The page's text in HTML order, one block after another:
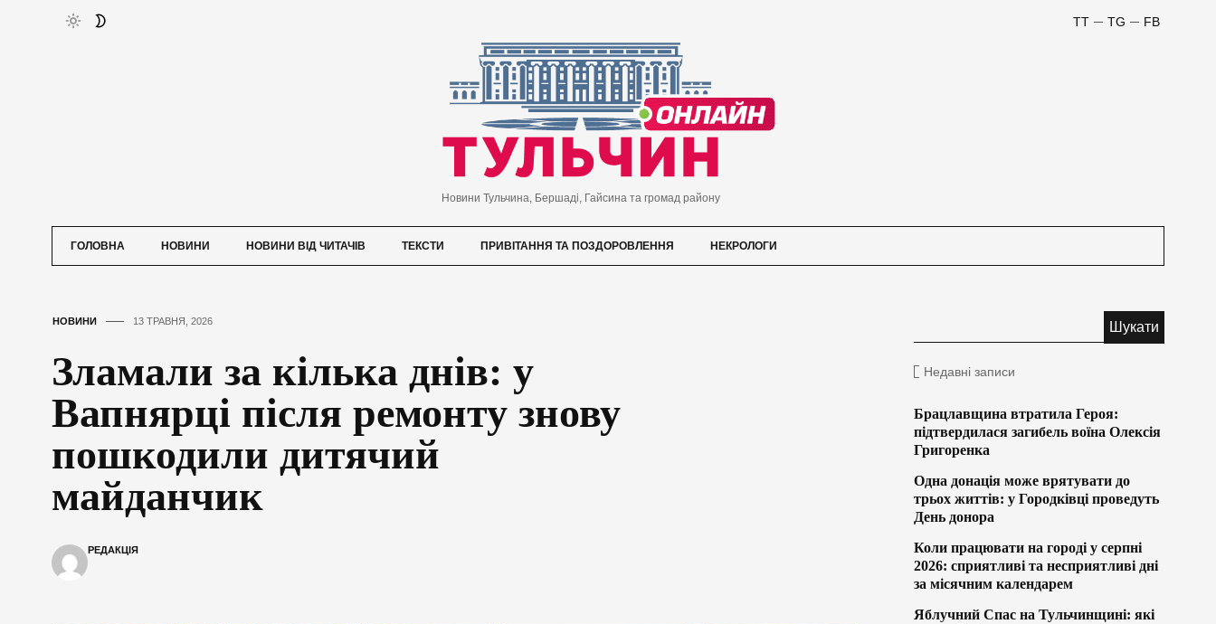
FB
TG
TT
Новини Тульчина, Бершаді, Гайсина та громад району
ГОЛОВНА НОВИНИ НОВИНИ ВІД ЧИТАЧІВ ТЕКСТИ ПРИВІТАННЯ ТА ПОЗДОРОВЛЕННЯ НЕКРОЛОГИ
НОВИНИ 13 ТРАВНЯ, 2026
Зламали за кілька днів: у
Вапнярці після ремонту знову
пошкодили дитячий
майданчик
РЕДАКЦІЯ
Недавні записи
Брацлавщина втратила Героя:
підтвердилася загибель воїна Олексія
Григоренка
Одна донація може врятувати до
трьох життів: у Городківці проведуть
День донора
Коли працювати на городі у серпні
2026: сприятливі та несприятливі дні
за місячним календарем
Яблучний Спас на Тульчинщині: які